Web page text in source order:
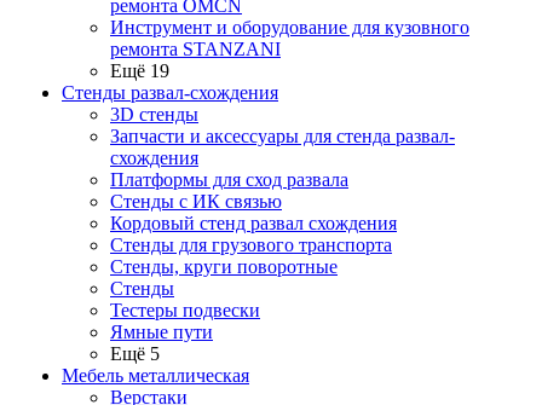
ремонта OMCN
Инструмент и оборудование для кузовного
ремонта STANZANI
Ещё 19
Стенды развал-схождения
3D стенды
Запчасти и аксессуары для стенда развал-
схождения
Платформы для сход развала
Стенды с ИК связью
Кордовый стенд развал схождения
Стенды для грузового транспорта
Стенды, круги поворотные
Стенды
Тестеры подвески
Ямные пути
Ещё 5
Мебель металлическая
Верстаки